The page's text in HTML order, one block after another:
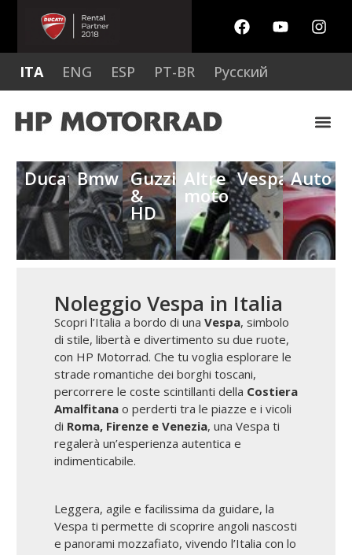
ITA ENG ESP PT-BR Русский
DucatiBmw Guzzi
&
HD
Altre
moto
VespaAuto
Noleggio Vespa in Italia
Scopri l’Italia a bordo di una Vespa, simbolo
di stile, libertà e divertimento su due ruote,
con HP Motorrad. Che tu voglia esplorare le
strade romantiche dei borghi toscani,
percorrere le coste scintillanti della Costiera
Amalfitanao perderti tra le piazze e i vicoli
di Roma, Firenze e Venezia, una Vespa ti
regalerà un’esperienza autentica e
indimenticabile.
Leggera, agile e facilissima da guidare, la
Vespa ti permette di scoprire angoli nascosti
e panorami mozzafiato, vivendo l’Italia con lo